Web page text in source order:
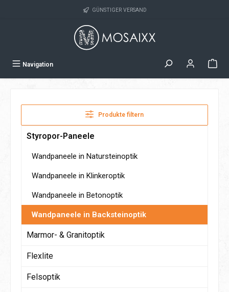
GÜNSTIGER VERSAND
Navigation
Produkte filtern
Styropor-Paneele
Wandpaneele in Natursteinoptik
Wandpaneele in Klinkeroptik
Wandpaneele in Betonoptik
Wandpaneele in Backsteinoptik
Marmor- & Granitoptik
Flexlite
Felsoptik